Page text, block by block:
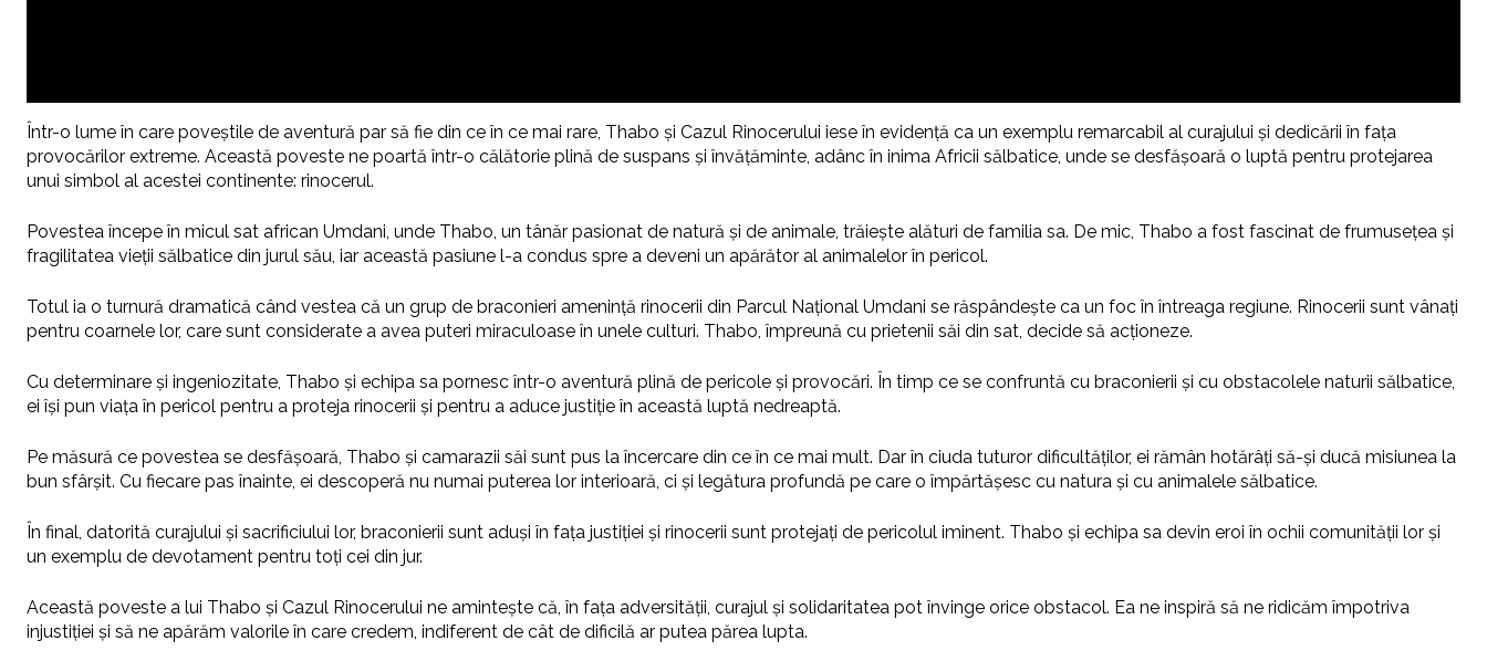
Într-o lume în care poveștile de aventură par să fie din ce în ce mai rare, Thabo și Cazul Rinocerului iese în evidență ca un exemplu remarcabil al curajului și dedicării în fața
provocărilor extreme. Această poveste ne poartă într-o călătorie plină de suspans și învățăminte, adânc în inima Africii sălbatice, unde se desfășoară o luptă pentru protejarea
unui simbol al acestei continente: rinocerul.
Povestea începe în micul sat african Umdani, unde Thabo, un tânăr pasionat de natură și de animale, trăiește alături de familia sa. De mic, Thabo a fost fascinat de frumusețea și
fragilitatea vieții sălbatice din jurul său, iar această pasiune l-a condus spre a deveni un apărător al animalelor în pericol.
Totul ia o turnură dramatică când vestea că un grup de braconieri amenință rinocerii din Parcul Național Umdani se răspândește ca un foc în întreaga regiune. Rinocerii sunt vânați
pentru coarnele lor, care sunt considerate a avea puteri miraculoase în unele culturi. Thabo, împreună cu prietenii săi din sat, decide să acționeze.
Cu determinare și ingeniozitate, Thabo și echipa sa pornesc într-o aventură plină de pericole și provocări. În timp ce se confruntă cu braconierii și cu obstacolele naturii sălbatice,
ei își pun viața în pericol pentru a proteja rinocerii și pentru a aduce justiție în această luptă nedreaptă.
Pe măsură ce povestea se desfășoară, Thabo și camarazii săi sunt pus la încercare din ce în ce mai mult. Dar în ciuda tuturor dificultăților, ei rămân hotărâți să-și ducă misiunea la
bun sfârșit. Cu fiecare pas înainte, ei descoperă nu numai puterea lor interioară, ci și legătura profundă pe care o împărtășesc cu natura și cu animalele sălbatice.
În final, datorită curajului și sacrificiului lor, braconierii sunt aduși în fața justiției și rinocerii sunt protejați de pericolul iminent. Thabo și echipa sa devin eroi în ochii comunității lor și
un exemplu de devotament pentru toți cei din jur.
Această poveste a lui Thabo și Cazul Rinocerului ne amintește că, în fața adversității, curajul și solidaritatea pot învinge orice obstacol. Ea ne inspiră să ne ridicăm împotriva
injustiției și să ne apărăm valorile în care credem, indiferent de cât de dificilă ar putea părea lupta.